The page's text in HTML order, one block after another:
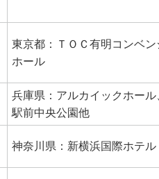
東京都：ＴＯＣ有明コンベン
ホール
兵庫県：アルカイックホー
駅前中央公園他
神奈川県：新横浜国際ホテル